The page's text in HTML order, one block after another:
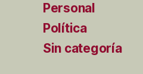
Personal
Política
Sin categoría